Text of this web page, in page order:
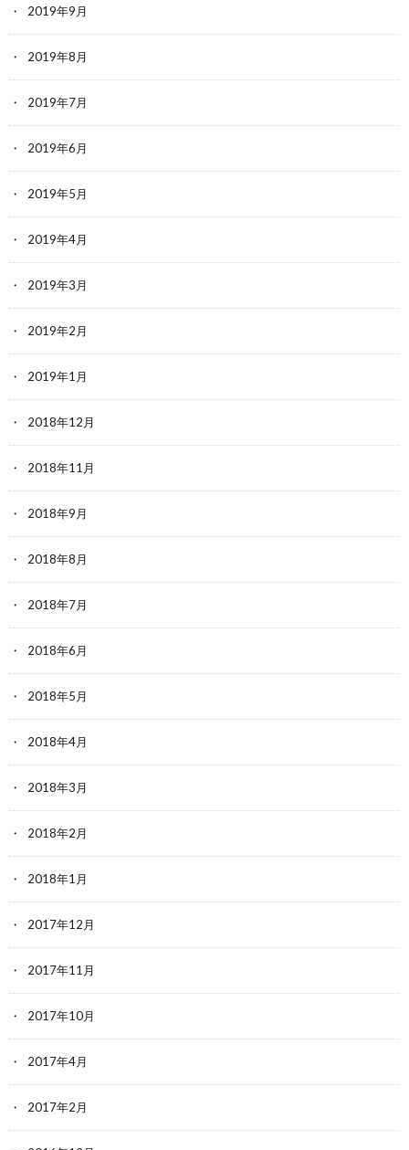
2019年9月
2019年8月
2019年7月
2019年6月
2019年5月
2019年4月
2019年3月
2019年2月
2019年1月
2018年12月
2018年11月
2018年9月
2018年8月
2018年7月
2018年6月
2018年5月
2018年4月
2018年3月
2018年2月
2018年1月
2017年12月
2017年11月
2017年10月
2017年4月
2017年2月